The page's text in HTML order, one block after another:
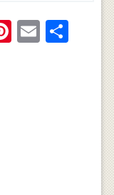
Pinterest
Email